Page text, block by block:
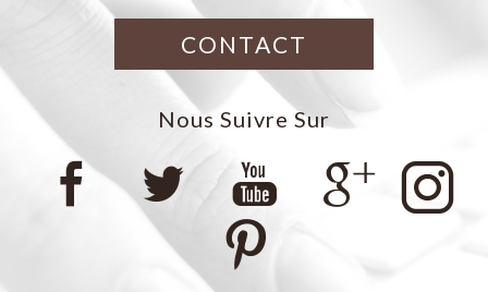
CONTACT
Nous Suivre Sur